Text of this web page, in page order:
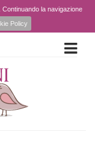
la navigazione
Policy